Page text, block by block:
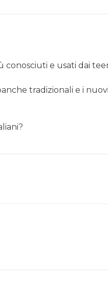
conosciuti e usati dai
tradizionali e i